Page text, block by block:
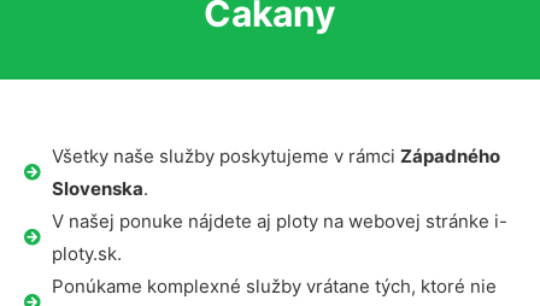
Čakany
Všetky naše služby poskytujeme v rámci Západného
Slovenska.
V našej ponuke nájdete aj ploty na webovej stránke i-
ploty.sk.
Ponúkame komplexné služby vrátane tých, ktoré nie